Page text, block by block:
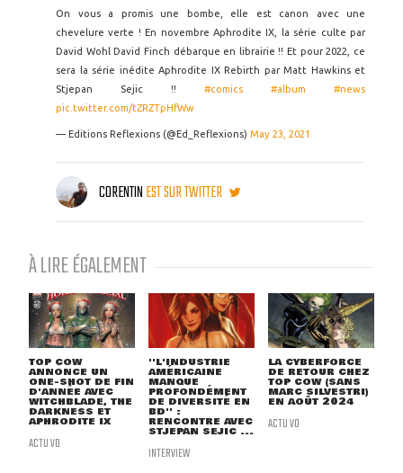
On vous a promis une bombe, elle est canon avec une
chevelure verte ! En novembre Aphrodite IX, la série culte par
David Wohl David Finch débarque en librairie !! Et pour 2022, ce
sera la série inédite Aphrodite IX Rebirth par Matt Hawkins et
Stjepan Sejic !! #comics #album
#news
pic.twitter.com/tZRZTpHfWw
— Editions Reflexions (@Ed_Reflexions) May 23, 2021
CORENTINEST SUR TWITTER
À LIRE ÉGALEMENT
TOP COW
ANNONCE UN
ONE-SHOT DE FIN
D'ANNÉE AVEC
WITCHBLADE, THE
DARKNESS ET
APHRODITE IX
ACTU VO
''L'INDUSTRIE
AMÉRICAINE
MANQUE
PROFONDÉMENT
DE DIVERSITÉ EN
BD'' :
RENCONTRE AVEC
STJEPAN SEJIC ...
INTERVIEW
LA CYBERFORCE
DE RETOUR CHEZ
TOP COW (SANS
MARC SILVESTRI)
EN AOÛT 2024
ACTU VO